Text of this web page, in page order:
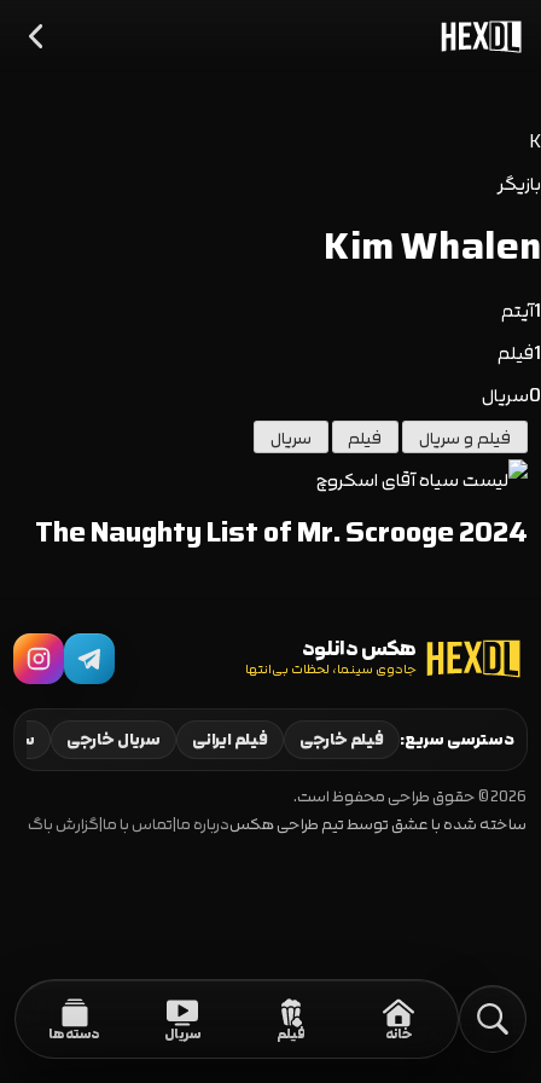
K
بازیگر
Kim Whalen
1آیتم
1فیلم
0سریال
فیلم و سریال فیلم سریال
The Naughty List of Mr. Scrooge 2024
هکس دانلود
جادوی سینما، لحظات بی‌انتها
دسترسی سریع: فیلم خارجی فیلم ایرانی سریال خارجی
2026 © حقوق طراحی محفوظ است.
ساخته شده با عشق توسط تیم طراحی هکسدرباره ما|تماس با ما|گزارش باگ
خانه فیلم سریال دسته‌ها